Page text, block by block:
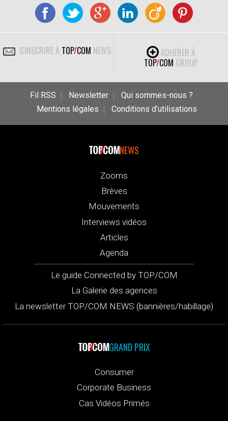
S'INSCRIRE À TOP/COM NEWS
ADHÉRER À
TOP/COM GROUP
Fil RSS Newsletter
Qui sommes-nous ?
Mentions légales
Conditions d’utilisations
NEWS
Zooms
Brèves
Mouvements
Interviews vidéos
Articles
Agenda
Le guide Connected by TOP/COM
La Galerie des agences
La newsletter TOP/COM NEWS (bannières/habillage)
GRAND PRIX
Consumer
Corporate Business
Cas Vidéos Primés